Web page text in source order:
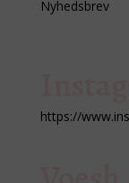
Nyhedsbrev
https://